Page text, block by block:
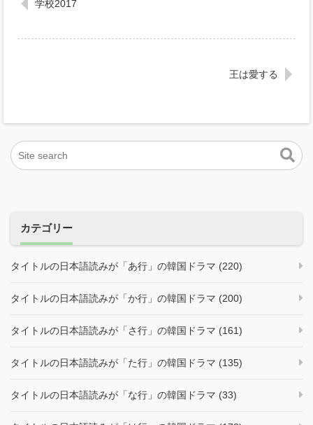
学校2017
王は愛する
カテゴリー
タイトルの日本語読みが「あ行」の韓国ドラマ (220)
タイトルの日本語読みが「か行」の韓国ドラマ (200)
タイトルの日本語読みが「さ行」の韓国ドラマ (161)
タイトルの日本語読みが「た行」の韓国ドラマ (135)
タイトルの日本語読みが「な行」の韓国ドラマ (33)